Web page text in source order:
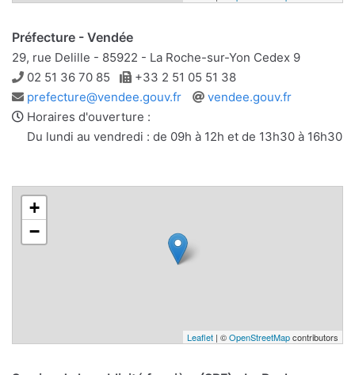
Préfecture - Vendée
29, rue Delille - 85922 - La Roche-sur-Yon Cedex 9
Téléphone
02 51 36 70 85 Télécopie
+33 2 51 05 51 38
Adresse
e-
mail
prefecture@vendee.gouv.fr
Site
vendee.gouv.fr
Horaires d'ouverture :
Du lundi au vendredi : de 09h à 12h et de 13h30 à 16h30
+
−
Leaflet | ©OpenStreetMapcontributors